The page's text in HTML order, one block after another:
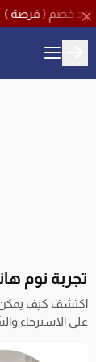
تجربة نوم
اكتشف كيف
على الاسترخاء